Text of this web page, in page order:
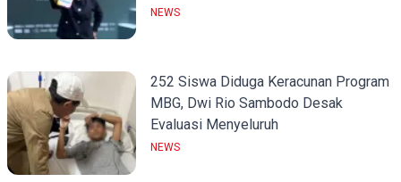
NEWS
252 Siswa Diduga Keracunan Program
MBG, Dwi Rio Sambodo Desak
Evaluasi Menyeluruh
NEWS